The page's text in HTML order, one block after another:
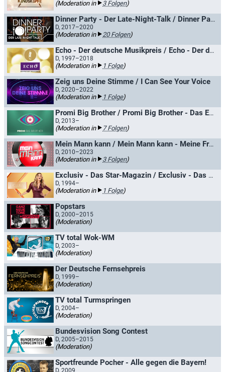
(Moderation in 3 Folgen)
Dinner Party - Der Late-Night-Talk / Dinner Party - Marlene lädt zum Talk
D, 2017–2020
(Moderation in 20 Folgen)
Echo - Der deutsche Musikpreis / Echo - Der deutsche Schallplattenpreis
D, 1997–2018
(Moderation in 1 Folge)
Zeig uns Deine Stimme / I Can See Your Voice
D, 2020–2022
(Moderation in 1 Folge)
Promi Big Brother / Promi Big Brother - Das Experiment
D, 2013–
(Moderation in 7 Folgen)
Mein Mann kann / Mein Mann kann - Meine Frau auch
D, 2010–2023
(Moderation in 3 Folgen)
Exclusiv - Das Star-Magazin / Exclusiv - Das Starmagazin
D, 1994–
(Moderation in 1 Folge)
Popstars
D, 2000–2015
(Moderation)
TV total Wok-WM
D, 2003–
(Moderation)
Der Deutsche Fernsehpreis
D, 1999–
(Moderation)
TV total Turmspringen
D, 2004–
(Moderation)
Bundesvision Song Contest
D, 2005–2015
(Moderation)
Sportfreunde Pocher - Alle gegen die Bayern!
D, 2009